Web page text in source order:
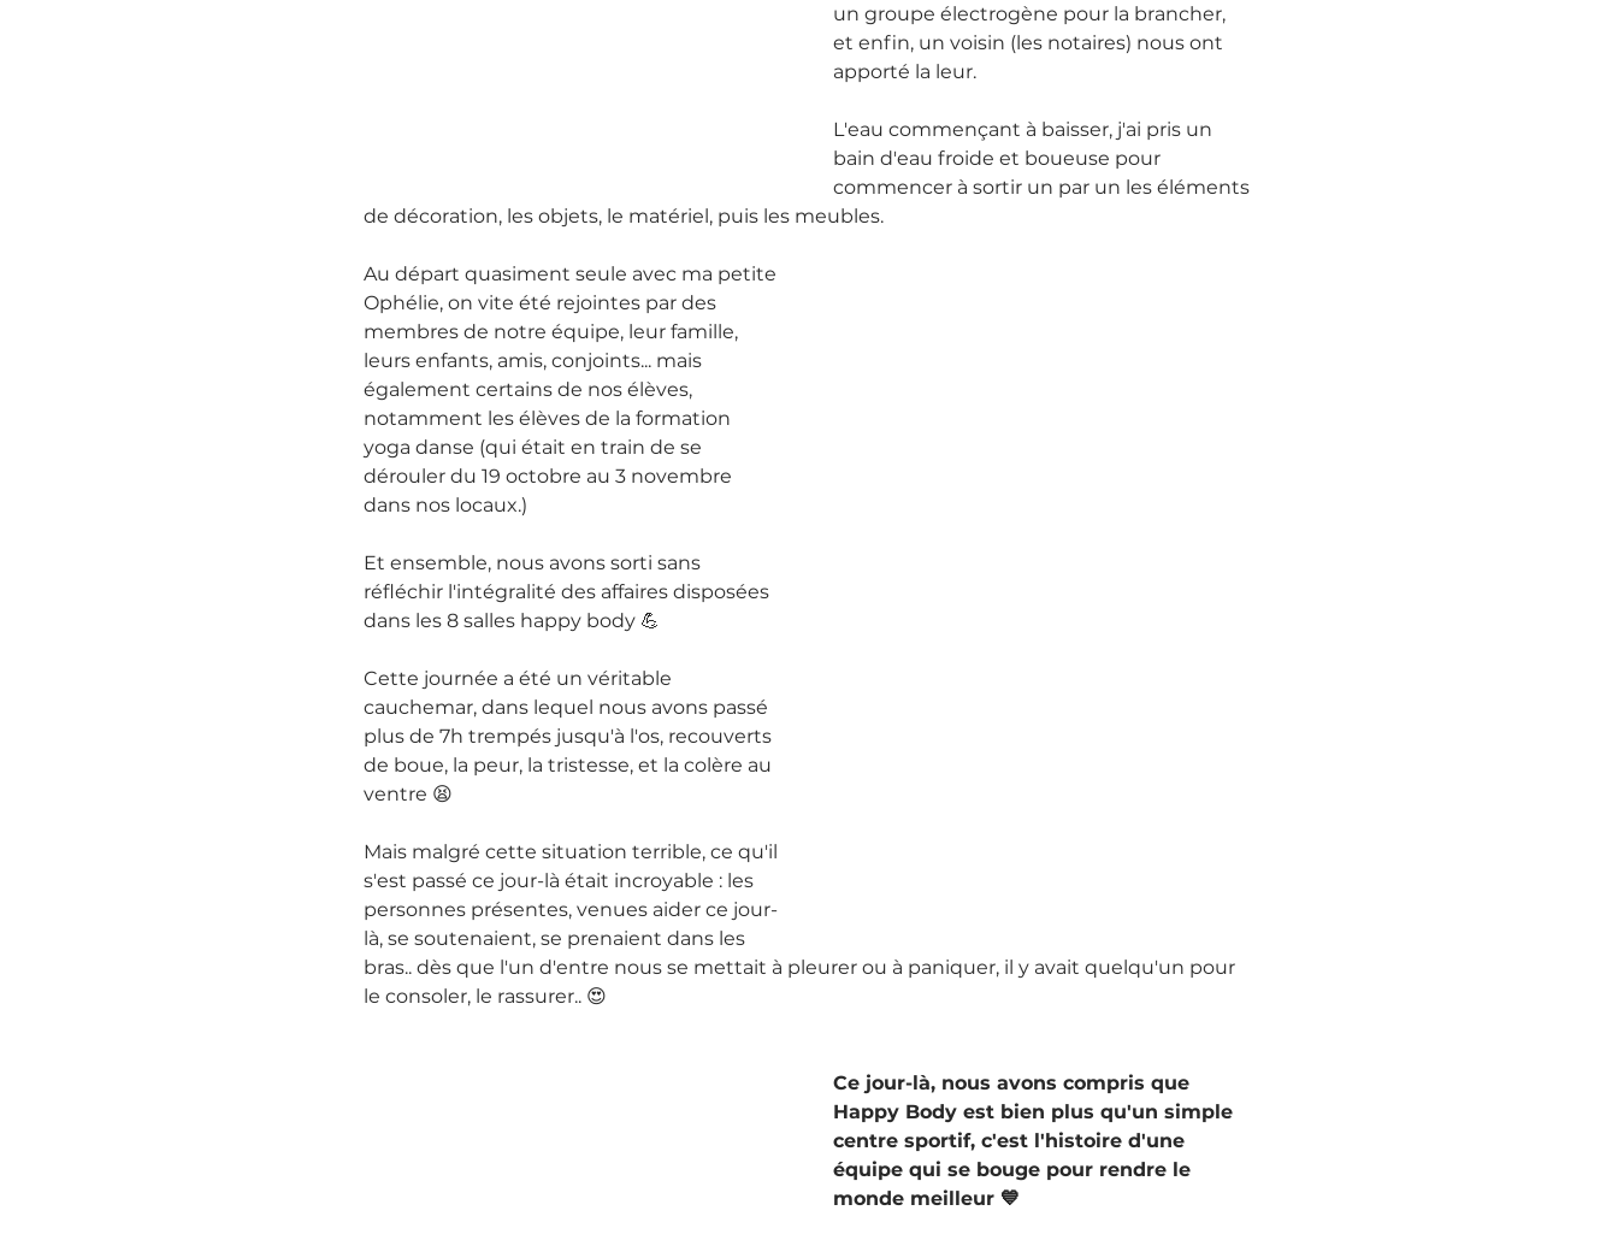
un groupe électrogène pour la brancher,
et enfin, un voisin (les notaires) nous ont
apporté la leur.
L'eau commençant à baisser, j'ai pris un
bain d'eau froide et boueuse pour
commencer à sortir un par un les éléments
de décoration, les objets, le matériel, puis les meubles.
Au départ quasiment seule avec ma petite
Ophélie, on vite été rejointes par des
membres de notre équipe, leur famille,
leurs enfants, amis, conjoints... mais
également certains de nos élèves,
notamment les élèves de la formation
yoga danse (qui était en train de se
dérouler du 19 octobre au 3 novembre
dans nos locaux.)
Et ensemble, nous avons sorti sans
réfléchir l'intégralité des affaires disposées
dans les 8 salles happy body 💪
Cette journée a été un véritable
cauchemar, dans lequel nous avons passé
plus de 7h trempés jusqu'à l'os, recouverts
de boue, la peur, la tristesse, et la colère au
ventre 😫
Mais malgré cette situation terrible, ce qu'il
s'est passé ce jour-là était incroyable : les
personnes présentes, venues aider ce jour-
là, se soutenaient, se prenaient dans les
bras.. dès que l'un d'entre nous se mettait à pleurer ou à paniquer, il y avait quelqu'un pour
le consoler, le rassurer.. 😍
Ce jour-là, nous avons compris que
Happy Body est bien plus qu'un simple
centre sportif, c'est l'histoire d'une
équipe qui se bouge pour rendre le
monde meilleur 💙